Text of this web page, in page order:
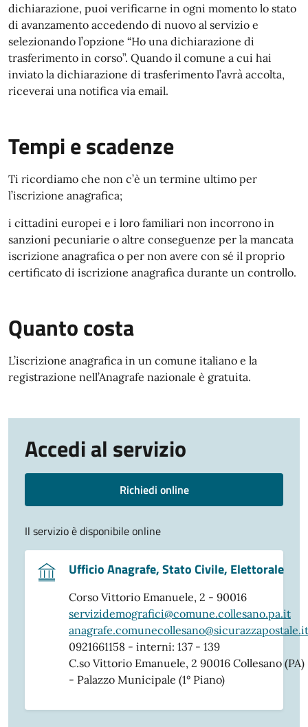
dichiarazione, puoi verificarne in ogni momento lo stato
di avanzamento accedendo di nuovo al servizio e
selezionando l’opzione “Ho una dichiarazione di
trasferimento in corso”. Quando il comune a cui hai
inviato la dichiarazione di trasferimento l’avrà accolta,
riceverai una notifica via email.
Tempi e scadenze
Ti ricordiamo che non c’è un termine ultimo per
l’iscrizione anagrafica;
i cittadini europei e i loro familiari non incorrono in
sanzioni pecuniarie o altre conseguenze per la mancata
iscrizione anagrafica o per non avere con sé il proprio
certificato di iscrizione anagrafica durante un controllo.
Quanto costa
L’iscrizione anagrafica in un comune italiano e la
registrazione nell’Anagrafe nazionale è gratuita.
Accedi al servizio
Richiedi online
Il servizio è disponibile online
Ufficio Anagrafe, Stato Civile, Elettorale
Corso Vittorio Emanuele, 2 - 90016
servizidemografici@comune.collesano.pa.it
anagrafe.comunecollesano@sicurazzapostale.it
0921661158 - interni: 137 - 139
C.so Vittorio Emanuele, 2 90016 Collesano (PA)
- Palazzo Municipale (1° Piano)